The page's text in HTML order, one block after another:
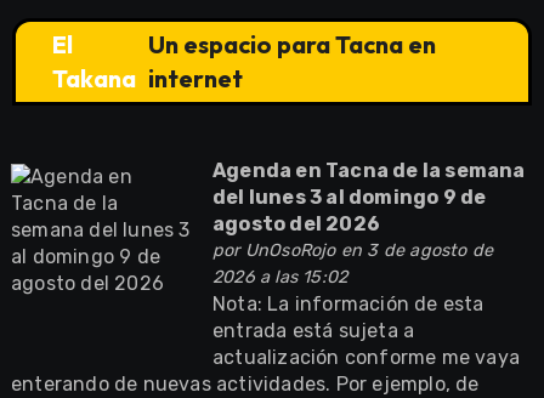
El
Takana
Un espacio para Tacna en
internet
Agenda en Tacna de la semana
del lunes 3 al domingo 9 de
agosto del 2026
por UnOsoRojoen 3 de agosto de
2026 a las 15:02
Nota: La información de esta
entrada está sujeta a
actualización conforme me vaya
enterando de nuevas actividades. Por ejemplo, de